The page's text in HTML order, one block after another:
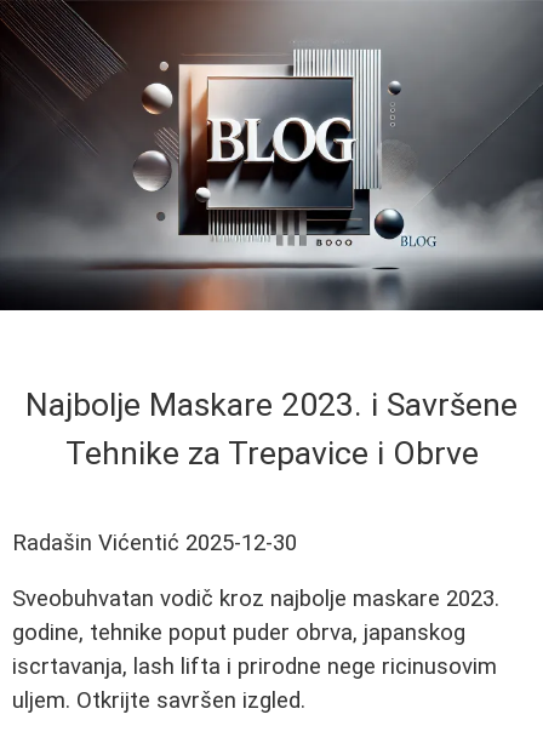
Najbolje Maskare 2023. i Savršene
Tehnike za Trepavice i Obrve
Radašin Vićentić 2025-12-30
Sveobuhvatan vodič kroz najbolje maskare 2023.
godine, tehnike poput puder obrva, japanskog
iscrtavanja, lash lifta i prirodne nege ricinusovim
uljem. Otkrijte savršen izgled.